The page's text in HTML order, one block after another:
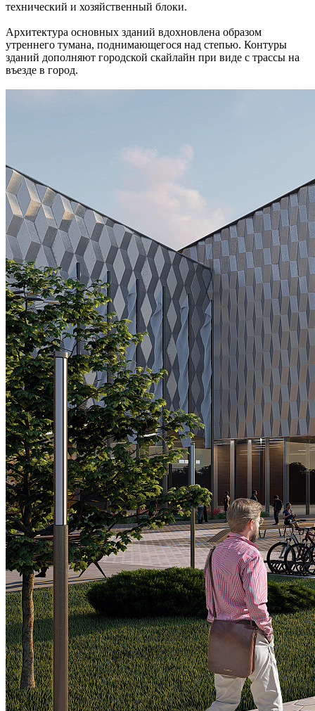
технический и хозяйственный блоки.
Архитектура основных зданий вдохновлена образом
утреннего тумана, поднимающегося над степью. Контуры
зданий дополняют городской скайлайн при виде с трассы на
въезде в город.